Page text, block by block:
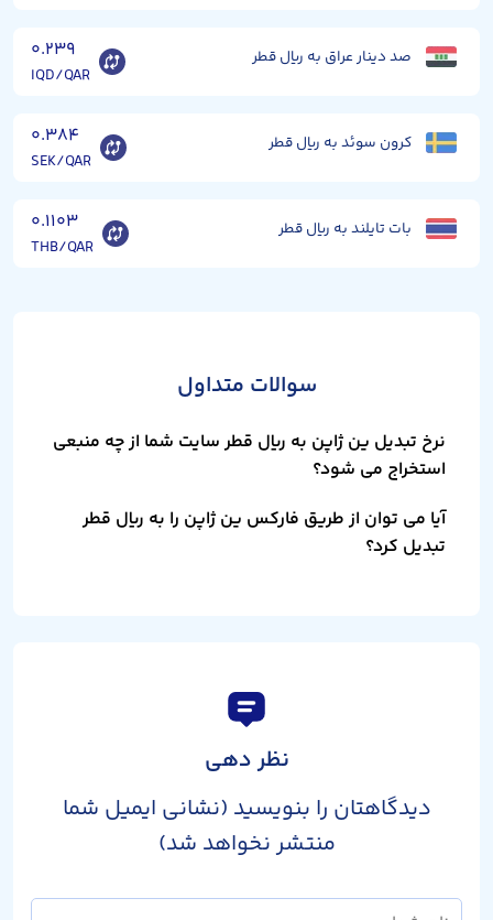
صد دینار عراق به ریال قطر ۰.۲۳۹
IQD/QAR
کرون سوئد به ریال قطر ۰.۳۸۴
SEK/QAR
بات تایلند به ریال قطر ۰.۱۱۰۳
THB/QAR
سوالات متداول
نرخ تبدیل ین ژاپن به ریال قطر سایت شما از چه منبعی
استخراج می شود؟
آیا می توان از طریق فارکس ین ژاپن را به ریال قطر
تبدیل کرد؟
نظر دهی
دیدگاهتان را بنویسید (نشانی ایمیل شما
منتشر نخواهد شد)